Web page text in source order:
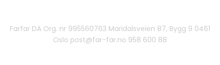
Farfar DA Org. nr 995560763 Maridalsveien 87, Bygg 9 0461
Oslo post@far-far.no 958 600 88